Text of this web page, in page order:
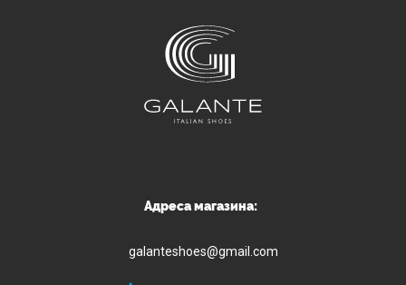
Адреса магазина:
galanteshoes@gmail.com